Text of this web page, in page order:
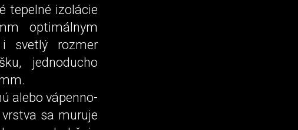
tepelné izolácie
optimálnym
svetlý rozmer
jednoducho
alebo vápenno­-
sa muruje